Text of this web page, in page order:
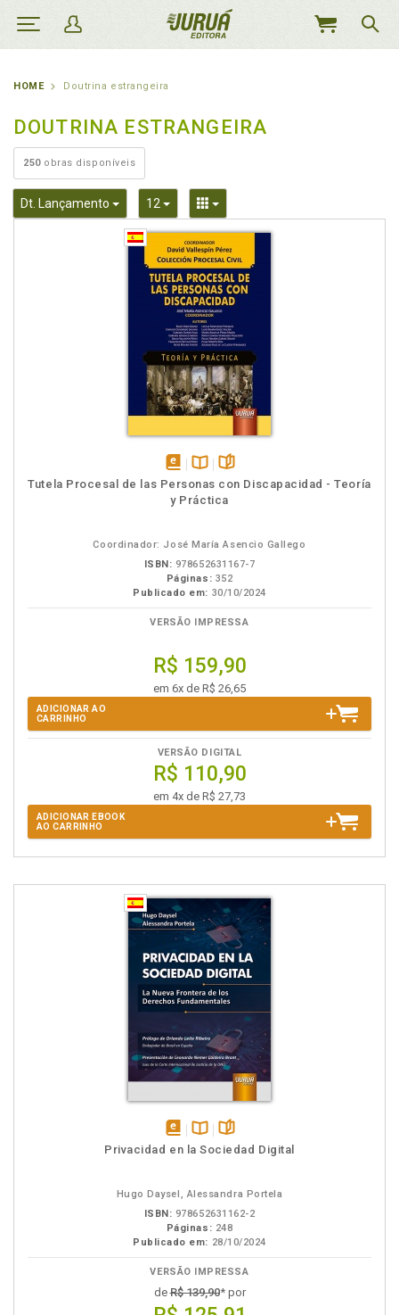
MEU
HOME Doutrina estrangeira
DOUTRINA ESTRANGEIRA
250obras disponíveis
Dt. Lançamento Toggle Dropdown
12 Toggle DropdownToggle Dropdown
disponível
em
Disponível
na
páginas
Tutela Procesal de las Personas con Discapacidad - Teoría
y Práctica
Coordinador: José María Asencio Gallego
ISBN: 978652631167-7
Páginas: 352
Publicado em: 30/10/2024
VERSÃO IMPRESSA
R$ 159,90
em 6x de R$ 26,65
ADICIONAR AO
CARRINHO
VERSÃO DIGITAL
R$ 110,90
em 4x de R$ 27,73
ADICIONAR EBOOK
AO CARRINHO
disponívelDisponível
páginas
Privacidad en la Sociedad Digital
Hugo Daysel, Alessandra Portela
ISBN: 978652631162-2
Páginas: 248
Publicado em: 28/10/2024
VERSÃO IMPRESSA
deR$ 139,90* por